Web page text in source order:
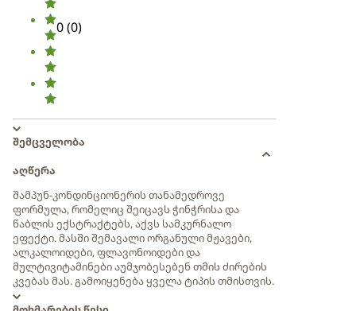
0(0)
შემცველობა
აღწერა
შამპუნ-კონდინციონერის თანამედროვე
ფორმულა, რომელიც შეიცავს ჭინჭრისა და
წაბლის ექსტრაქტებს, აქვს სამკურნალო
ეფექტი. მასში შემავალი ორგანული მჟავები,
ალკალოიდები, ფლავონოიდები და
მულტივიტამინები აუმჯობესებენ თმის ძირების
კვებას მას. გამოიყენება ყველა ტიპის თმისთვის.